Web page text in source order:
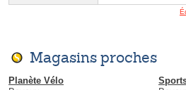
Magasins proches
Planète Vélo